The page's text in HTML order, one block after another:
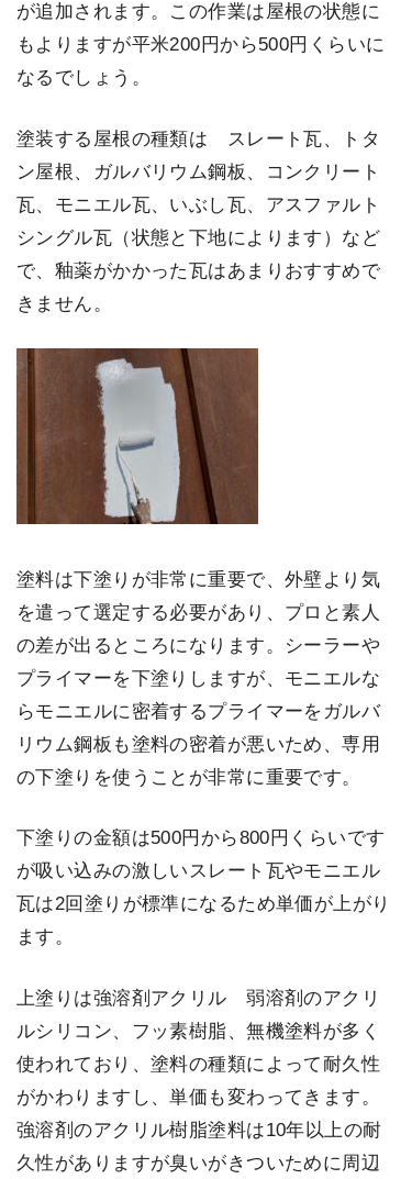
が追加されます。この作業は屋根の状態に
もよりますが平米200円から500円くらいに
なるでしょう。
塗装する屋根の種類は スレート瓦、トタ
ン屋根、ガルバリウム鋼板、コンクリート
瓦、モニエル瓦、いぶし瓦、アスファルト
シングル瓦（状態と下地によります）など
で、釉薬がかかった瓦はあまりおすすめで
きません。
塗料は下塗りが非常に重要で、外壁より気
を遣って選定する必要があり、プロと素人
の差が出るところになります。シーラーや
プライマーを下塗りしますが、モニエルな
らモニエルに密着するプライマーをガルバ
リウム鋼板も塗料の密着が悪いため、専用
の下塗りを使うことが非常に重要です。
下塗りの金額は500円から800円くらいです
が吸い込みの激しいスレート瓦やモニエル
瓦は2回塗りが標準になるため単価が上がり
ます。
上塗りは強溶剤アクリル 弱溶剤のアクリ
ルシリコン、フッ素樹脂、無機塗料が多く
使われており、塗料の種類によって耐久性
がかわりますし、単価も変わってきます。
強溶剤のアクリル樹脂塗料は10年以上の耐
久性がありますが臭いがきついために周辺